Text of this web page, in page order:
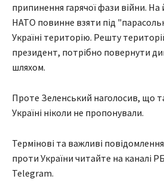
припинення гарячої фази війни. На
НАТО повинне взяти під
Україні територію. Решту
президент, потрібно повернути
шляхом.
Проте Зеленський наголосив, що
Україні ніколи не пропонували.
Термінові та важливі повідомлення
проти України читайте на каналі
Telegram.